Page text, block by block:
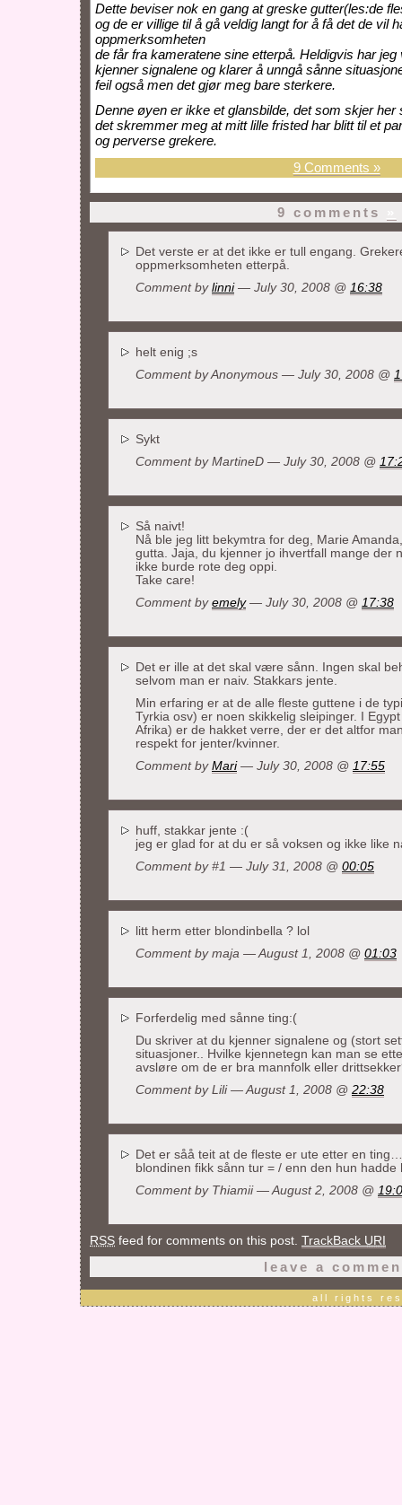
Dette beviser nok en gang at greske gutter(les:de
og de er villige til å gå veldig langt for å få det de vil
oppmerksomheten
de får fra kameratene sine etterpå. Heldigvis har
kjenner signalene og klarer å unngå sånne
feil også men det gjør meg bare sterkere.
Denne øyen er ikke et glansbilde, det som skjer her
det skremmer meg at mitt lille fristed har blitt til et
og perverse grekere.
9 Comments »
9 comments
Det verste er at det ikke er tull engang.
oppmerksomheten etterpå.
Comment by linni— July 30, 2008 @ 16:38
helt enig ;s
Comment by Anonymous — July 30, 2008 @
Sykt
Comment by MartineD — July 30, 2008 @
Så naivt!
Nå ble jeg litt bekymtra for deg, Marie
gutta. Jaja, du kjenner jo ihvertfall mange der
ikke burde rote deg oppi.
Take care!
Comment by emely— July 30, 2008 @ 17:38
Det er ille at det skal være sånn. Ingen skal
selvom man er naiv. Stakkars jente.
Min erfaring er at de alle fleste guttene i de
Tyrkia osv) er noen skikkelig sleipinger. I
Afrika) er de hakket verre, der er det altfor
respekt for jenter/kvinner.
Comment by Mari— July 30, 2008 @ 17:55
huff, stakkar jente :(
jeg er glad for at du er så voksen og ikke like
Comment by #1 — July 31, 2008 @ 00:05
litt herm etter blondinbella ? lol
Comment by maja — August 1, 2008 @ 01:03
Forferdelig med sånne ting:(
Du skriver at du kjenner signalene og (stort
situasjoner.. Hvilke kjennetegn kan man se
avsløre om de er bra mannfolk eller
Comment by Lili — August 1, 2008 @ 22:38
Det er såå teit at de fleste er ute etter en
blondinen fikk sånn tur = / enn den hun hadde
Comment by Thiamii — August 2, 2008 @
RSS feed for comments on this post. TrackBack URI
leave a
all rights